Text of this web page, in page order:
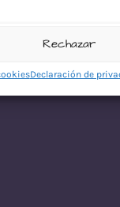
Rechazar
Declaración de